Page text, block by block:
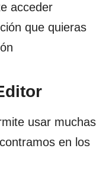
acceder
que quieras
usar muchas
en los